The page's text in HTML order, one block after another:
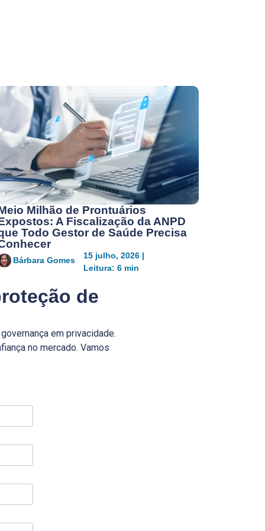
Milhão de Prontuários
A Fiscalização da ANPD
Todo Gestor de Saúde Precisa
Bárbara Gomes
15 julho, 2026 |
Leitura: 6 min
de
em privacidade.
no mercado. Vamos